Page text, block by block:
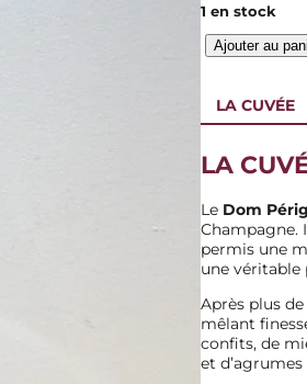
1 en stock
q
u
t
t
d
e
C
h
a
m
p
a
g
Ajouter au
LA CUVÉE
LA
Le Dom
Champagne.
permis une
une véritable
Après plus
mêlant
confits, de
et